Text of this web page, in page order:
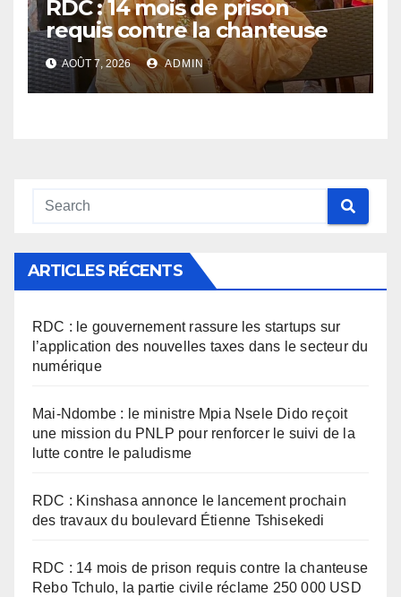
RDC : 14 mois de prison
requis contre la chanteuse
Rebo Tchulo, la partie civile
réclame 250 000 USD de
dommages et intérêts
AOÛT 7, 2026 ADMIN
ARTICLES RÉCENTS
RDC : le gouvernement rassure les startups sur
l’application des nouvelles taxes dans le secteur du
numérique
Mai-Ndombe : le ministre Mpia Nsele Dido reçoit
une mission du PNLP pour renforcer le suivi de la
lutte contre le paludisme
RDC : Kinshasa annonce le lancement prochain
des travaux du boulevard Étienne Tshisekedi
RDC : 14 mois de prison requis contre la chanteuse
Rebo Tchulo, la partie civile réclame 250 000 USD